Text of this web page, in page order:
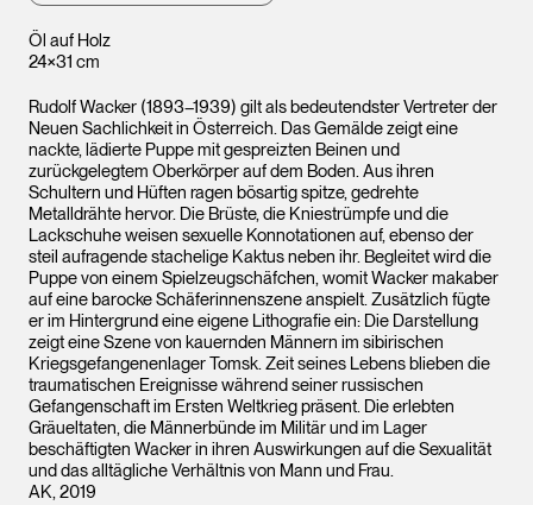
Öl auf Holz
24×31 cm
Rudolf Wacker (1893–1939) gilt als bedeutendster Vertreter der
Neuen Sachlichkeit in Österreich. Das Gemälde zeigt eine
nackte, lädierte Puppe mit gespreizten Beinen und
zurückgelegtem Oberkörper auf dem Boden. Aus ihren
Schultern und Hüften ragen bösartig spitze, gedrehte
Metalldrähte hervor. Die Brüste, die Kniestrümpfe und die
Lackschuhe weisen sexuelle Konnotationen auf, ebenso der
steil aufragende stachelige Kaktus neben ihr. Begleitet wird die
Puppe von einem Spielzeugschäfchen, womit Wacker makaber
auf eine barocke Schäferinnenszene anspielt. Zusätzlich fügte
er im Hintergrund eine eigene Lithografie ein: Die Darstellung
zeigt eine Szene von kauernden Männern im sibirischen
Kriegsgefangenenlager Tomsk. Zeit seines Lebens blieben die
traumatischen Ereignisse während seiner russischen
Gefangenschaft im Ersten Weltkrieg präsent. Die erlebten
Gräueltaten, die Männerbünde im Militär und im Lager
beschäftigten Wacker in ihren Auswirkungen auf die Sexualität
und das alltägliche Verhältnis von Mann und Frau.
AK, 2019